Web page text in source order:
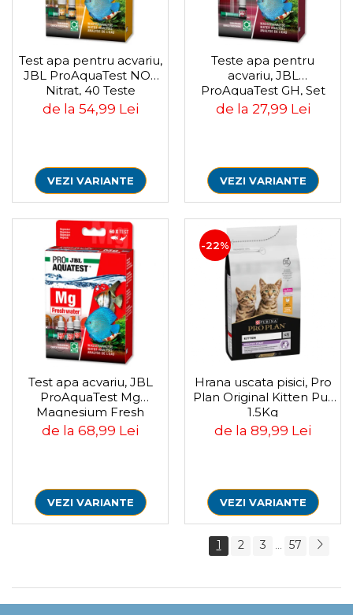
Test apa pentru acvariu,
JBL ProAquaTest NO3
Nitrat, 40 Teste
de la 54,99 Lei
VEZI VARIANTE
Teste apa pentru
acvariu, JBL
ProAquaTest GH, Set
de la 27,99 Lei
VEZI VARIANTE
Test apa acvariu, JBL
ProAquaTest Mg
Magnesium Fresh
water, 66 Teste
de la 68,99 Lei
VEZI VARIANTE
-22%
Hrana uscata pisici, Pro
Plan Original Kitten Pui,
1.5Kg
de la 89,99 Lei
VEZI VARIANTE
1 2 3 57